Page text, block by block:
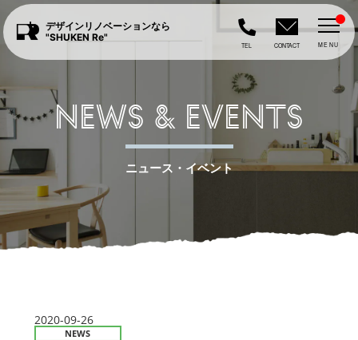
デザインリノベーションなら
"SHUKEN Re"
TEL CONTACT MENU
NEWS & EVENTS
ニュース・イベント
2020-09-26
NEWS